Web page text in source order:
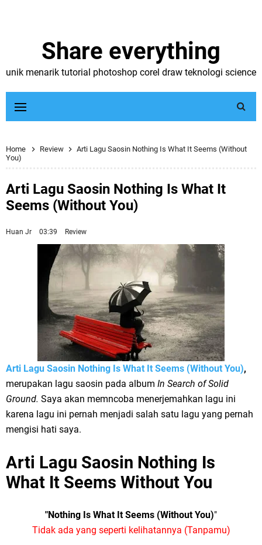
Share everything
unik menarik tutorial photoshop corel draw teknologi science
Home Review
Arti Lagu Saosin Nothing Is What It Seems (Without
You)
Arti Lagu Saosin Nothing Is What It
Seems (Without You)
Huan Jr 03:39 Review
Arti Lagu Saosin Nothing Is What It Seems (Without You),
merupakan lagu saosin pada album In Search of Solid
Ground. Saya akan memncoba menerjemahkan lagu ini
karena lagu ini pernah menjadi salah satu lagu yang pernah
mengisi hati saya.
Arti Lagu Saosin Nothing Is
What It Seems Without You
"Nothing Is What It Seems (Without You)"
Tidak ada yang seperti kelihatannya (Tanpamu)